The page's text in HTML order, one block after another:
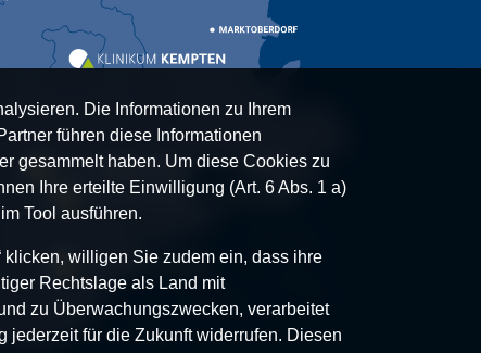
Die Informationen zu Ihrem
führen diese Informationen
gesammelt haben. Um diese Cookies zu
Ihre erteilte Einwilligung (Art. 6 Abs. 1 a)
Tool ausführen.
willigen Sie zudem ein, dass ihre
Rechtslage als Land mit
zu Überwachungszwecken, verarbeitet
für die Zukunft widerrufen. Diesen